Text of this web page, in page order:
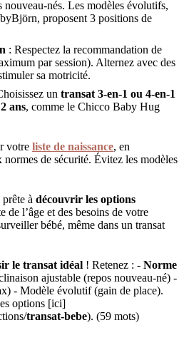
nés. Les modèles évolutifs,
proposent 3 positions de
: Respectez la recommandation de
par session). Alternez avec des
sa motricité.
un transat 3-en-1 ou 4-en-1
ans, comme le Chicco Baby Hug
votre liste de naissance, en
de sécurité. Évitez les modèles
à découvrir les options
de l’âge et des besoins de votre
bébé, même dans un transat
le transat idéal ! Retenez : - Norme
ajustable (repos nouveau-né) -
- Modèle évolutif (gain de place).
options [ici]
transat-bebe). (59 mots)